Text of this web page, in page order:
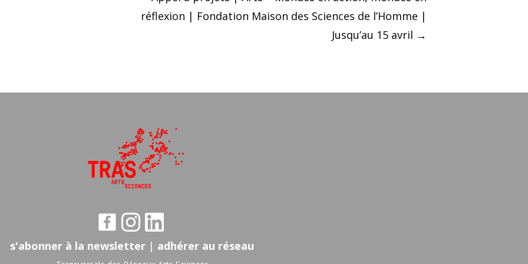
réflexion | Fondation Maison des Sciences de l’Homme |
Jusqu’au 15 avril →
s'abonner à la newsletter | adhérer au réseau